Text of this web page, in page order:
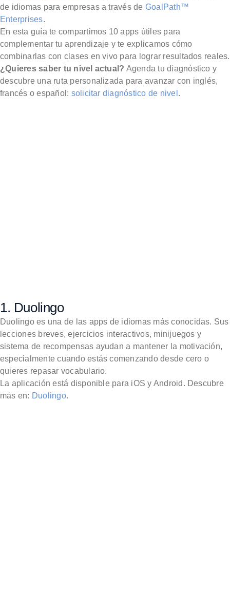
de idiomas para empresas a través de GoalPath™
Enterprises.
En esta guía te compartimos 10 apps útiles para
complementar tu aprendizaje y te explicamos cómo
combinarlas con clases en vivo para lograr resultados reales.
¿Quieres saber tu nivel actual? Agenda tu diagnóstico y
descubre una ruta personalizada para avanzar con inglés,
francés o español: solicitar diagnóstico de nivel .
1. Duolingo
Duolingo es una de las apps de idiomas más conocidas. Sus
lecciones breves, ejercicios interactivos, minijuegos y
sistema de recompensas ayudan a mantener la motivación,
especialmente cuando estás comenzando desde cero o
quieres repasar vocabulario.
La aplicación está disponible para iOS y Android. Descubre
más en: Duolingo.